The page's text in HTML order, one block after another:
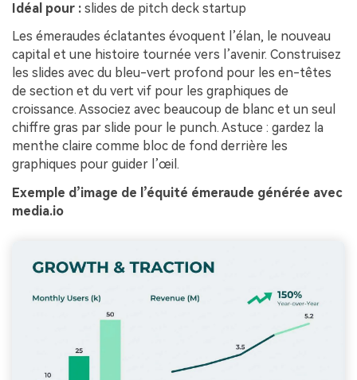
Idéal pour : slides de pitch deck startup
Les émeraudes éclatantes évoquent l’élan, le nouveau
capital et une histoire tournée vers l’avenir. Construisez
les slides avec du bleu-vert profond pour les en-têtes
de section et du vert vif pour les graphiques de
croissance. Associez avec beaucoup de blanc et un seul
chiffre gras par slide pour le punch. Astuce : gardez la
menthe claire comme bloc de fond derrière les
graphiques pour guider l’œil.
Exemple d’image de l’équité émeraude générée avec
media.io